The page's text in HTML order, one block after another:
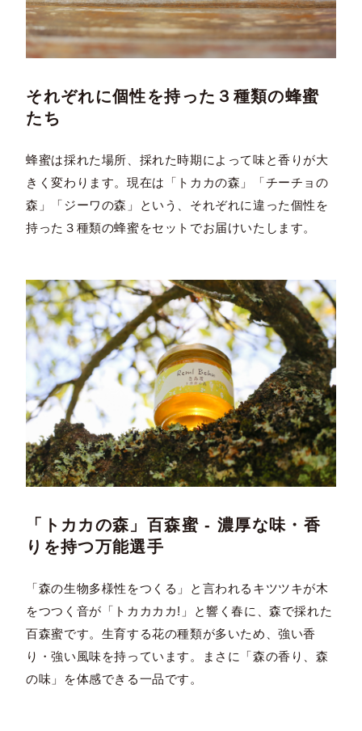
それぞれに個性を持った３種類の蜂蜜
たち
蜂蜜は採れた場所、採れた時期によって味と香りが大
きく変わります。現在は「トカカの森」「チーチョの
森」「ジーワの森」という、それぞれに違った個性を
持った３種類の蜂蜜をセットでお届けいたします。
「トカカの森」百森蜜 - 濃厚な味・香
りを持つ万能選手
「森の生物多様性をつくる」と言われるキツツキが木
をつつく音が「トカカカカ!」と響く春に、森で採れた
百森蜜です。生育する花の種類が多いため、強い香
り・強い風味を持っています。まさに「森の香り、森
の味」を体感できる一品です。